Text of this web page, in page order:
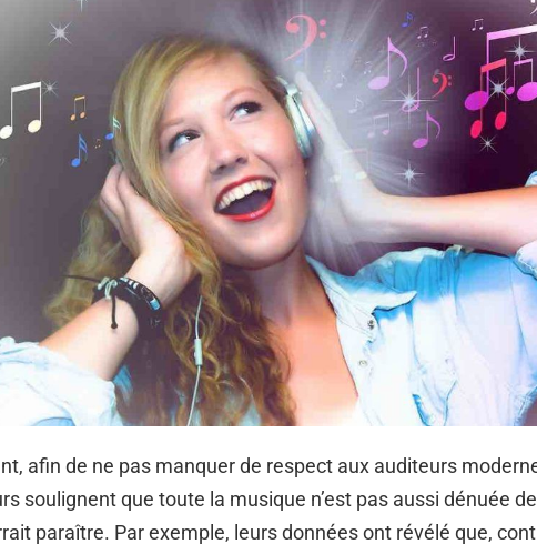
afin de ne pas manquer de respect aux auditeurs
soulignent que toute la musique n’est pas aussi dénuée
paraître. Par exemple, leurs données ont révélé que,